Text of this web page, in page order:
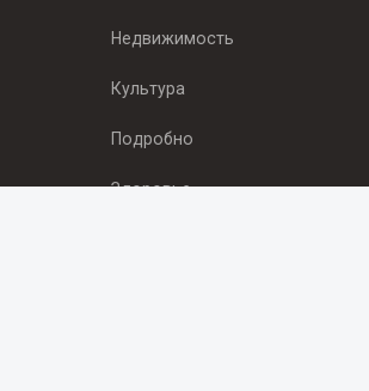
Недвижимость
Культура
Подробно
Здоровье